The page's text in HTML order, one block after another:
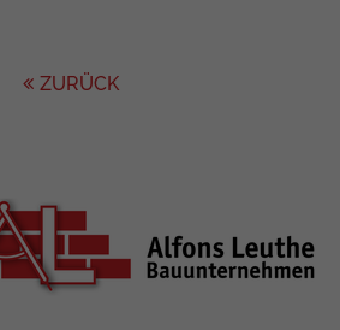
ZURÜCK